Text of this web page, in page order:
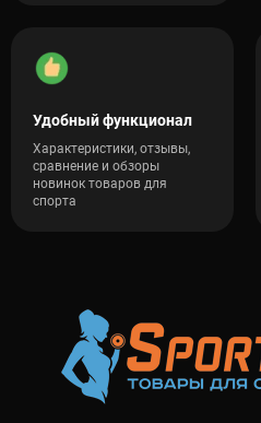
Удобный функционал
Характеристики, отзывы,
сравнение и обзоры
новинок товаров для
спорта